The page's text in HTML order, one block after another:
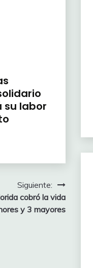
su labor
Siguiente:
cobró la vida
y 3 mayores